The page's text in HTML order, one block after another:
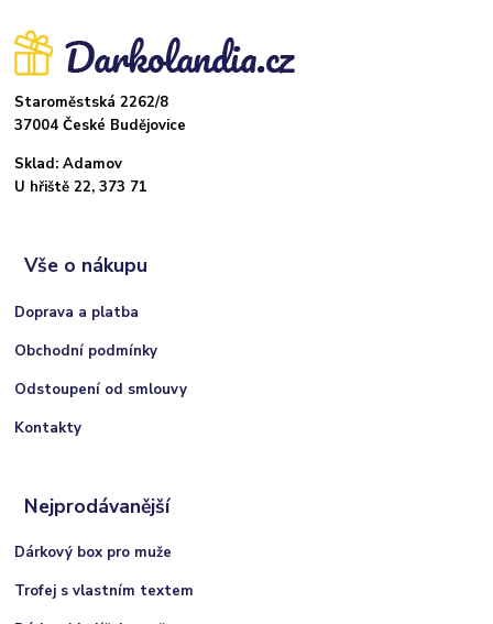
Staroměstská 2262/8
37004 České Budějovice
Sklad: Adamov
U hřiště 22, 373 71
Vše o nákupu
Doprava a platba
Obchodní podmínky
Odstoupení od smlouvy
Kontakty
Nejprodávanější
Dárkový box pro muže
Trofej s vlastním textem